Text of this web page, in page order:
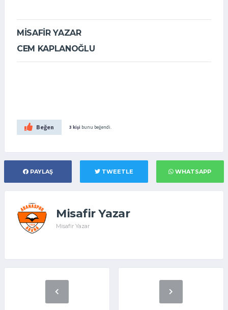
MİSAFİR YAZAR
CEM KAPLANOĞLU
Beğen 3 kişi bunu beğendi.
PAYLAŞ TWEETLE WHATSAPP
Misafir Yazar
Misafir Yazar